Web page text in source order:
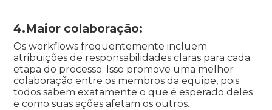
4.Maior colaboração:
Os workflows frequentemente incluem
atribuições de responsabilidades claras para cada
etapa do processo. Isso promove uma melhor
colaboração entre os membros da equipe, pois
todos sabem exatamente o que é esperado deles
e como suas ações afetam os outros.